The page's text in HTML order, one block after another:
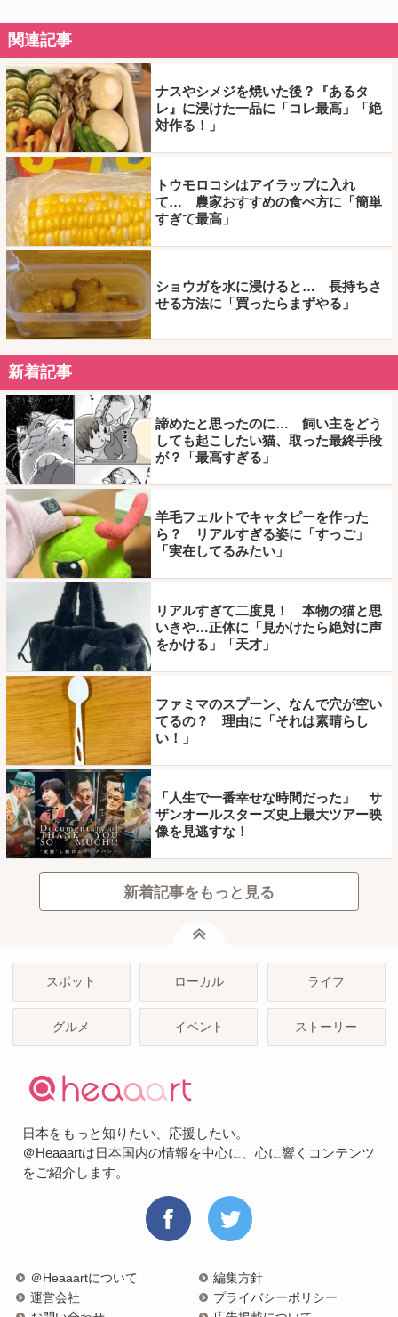
関連記事
ナスやシメジを焼いた後？『あるタ
レ』に浸けた一品に「コレ最高」「絶
対作る！」
トウモロコシはアイラップに入れ
て… 農家おすすめの食べ方に「簡単
すぎて最高」
ショウガを水に浸けると… 長持ちさ
せる方法に「買ったらまずやる」
新着記事
諦めたと思ったのに… 飼い主をどう
しても起こしたい猫、取った最終手段
が？「最高すぎる」
羊毛フェルトでキャタピーを作った
ら？ リアルすぎる姿に「すっご」
「実在してるみたい」
リアルすぎて二度見！ 本物の猫と思
いきや…正体に「見かけたら絶対に声
をかける」「天才」
ファミマのスプーン、なんで穴が空い
てるの？ 理由に「それは素晴らし
い！」
「人生で一番幸せな時間だった」 サ
ザンオールスターズ史上最大ツアー映
像を見逃すな！
新着記事をもっと見る
スポット ローカル ライフ
グルメ イベント ストーリー
日本をもっと知りたい、応援したい。
＠Heaaartは日本国内の情報を中心に、心に響くコンテンツ
をご紹介します。
＠Heaaartについて
編集方針
運営会社
プライバシーポリシー